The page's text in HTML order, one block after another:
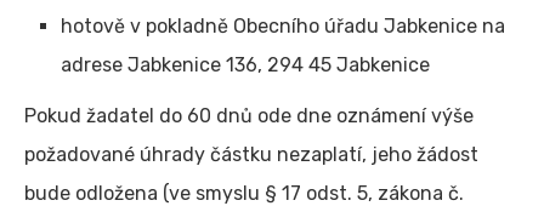
hotově v pokladně Obecního úřadu Jabkenice na
adrese Jabkenice 136, 294 45 Jabkenice
Pokud žadatel do 60 dnů ode dne oznámení výše
požadované úhrady částku nezaplatí, jeho žádost
bude odložena (ve smyslu § 17 odst. 5, zákona č.